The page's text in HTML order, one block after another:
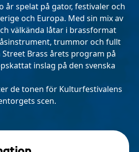
år spelat på gator, festivaler och
och Europa. Med sin mix av
välkända låtar i brassformat
trummor och fullt
Brass årets program på
inslag på den svenska
de tonen för Kulturfestivalens
scen.